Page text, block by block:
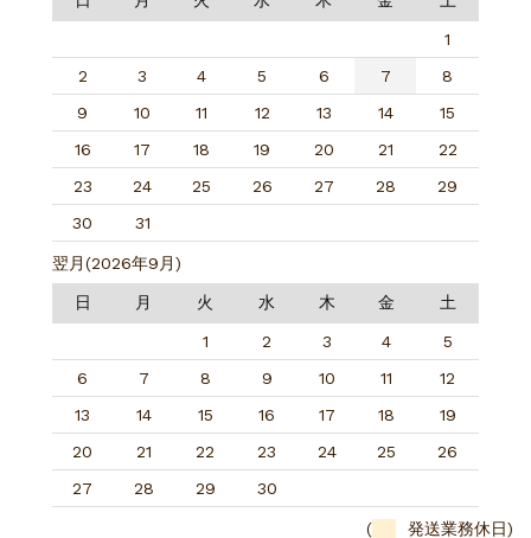
1
2
3 4 5 6 7
8
9
10 11 12 13 14
15
16
17 18 19 20 21
22
23
24 25 26 27 28
29
30
31
翌月(2026年9月)
日 月 火 水 木 金 土
1 2 3 4
5
6
7 8 9 10 11
12
13
14 15 16 17 18
19
20
21 22 23 24 25
26
27
28 29 30
( 発送業務休日)